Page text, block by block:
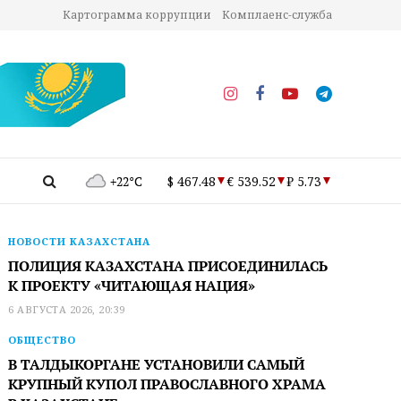
Картограмма коррупции Комплаенс-служба
+22°C $ 467.48 € 539.52 ₽ 5.73
НОВОСТИ КАЗАХСТАНА
ПОЛИЦИЯ КАЗАХСТАНА ПРИСОЕДИНИЛАСЬ
К ПРОЕКТУ «ЧИТАЮЩАЯ НАЦИЯ»
6 АВГУСТА 2026, 20:39
ОБЩЕСТВО
В ТАЛДЫКОРГАНЕ УСТАНОВИЛИ САМЫЙ
КРУПНЫЙ КУПОЛ ПРАВОСЛАВНОГО ХРАМА